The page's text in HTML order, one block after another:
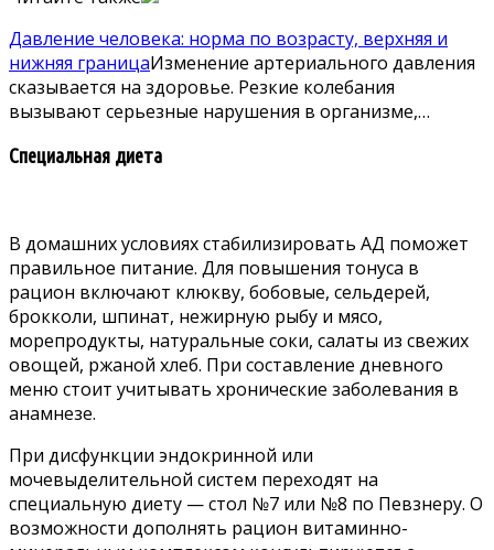
Давление человека: норма по возрасту, верхняя и
нижняя границаИзменение артериального давления
сказывается на здоровье. Резкие колебания
вызывают серьезные нарушения в организме,…
Специальная диета
В домашних условиях стабилизировать АД поможет
правильное питание. Для повышения тонуса в
рацион включают клюкву, бобовые, сельдерей,
брокколи, шпинат, нежирную рыбу и мясо,
морепродукты, натуральные соки, салаты из свежих
овощей, ржаной хлеб. При составление дневного
меню стоит учитывать хронические заболевания в
анамнезе.
При дисфункции эндокринной или
мочевыделительной систем переходят на
специальную диету — стол №7 или №8 по Певзнеру. О
возможности дополнять рацион витаминно-